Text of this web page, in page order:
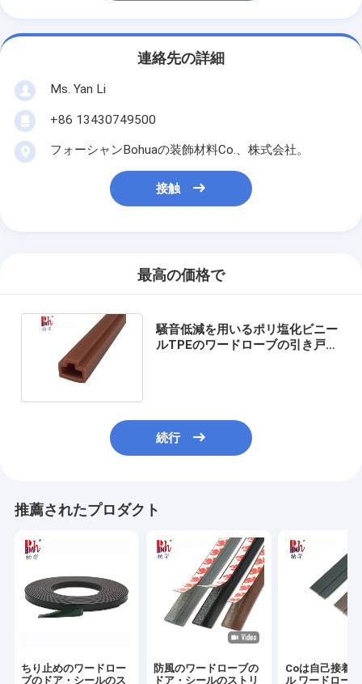
連絡先の詳細
Ms. Yan Li
+86 13430749500
フォーシャンBohuaの装飾材料Co.、株式会社。
接触
最高の価格で
騒音低減を用いるポリ塩化ビニー
ルTPEのワードローブの引き戸の
続行
推薦されたプロダクト
ちり止めのワードロー
ブのドア・シールのス
防風のワードローブの
ドア・シールのストリ
Coは自己接着
ル ワードロー